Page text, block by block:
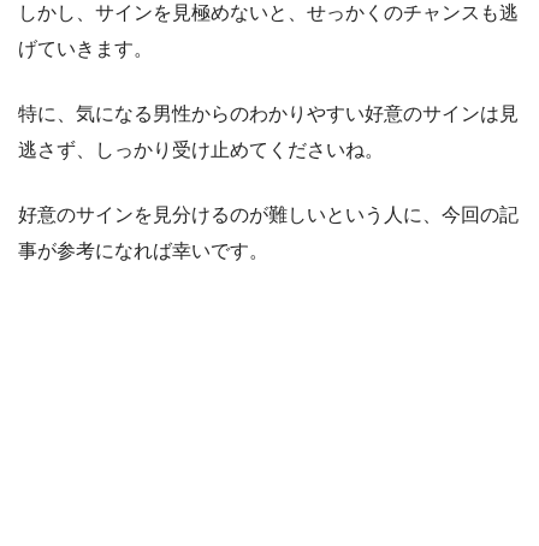
しかし、サインを見極めないと、せっかくのチャンスも逃
げていきます。
特に、気になる男性からのわかりやすい好意のサインは見
逃さず、しっかり受け止めてくださいね。
好意のサインを見分けるのが難しいという人に、今回の記
事が参考になれば幸いです。